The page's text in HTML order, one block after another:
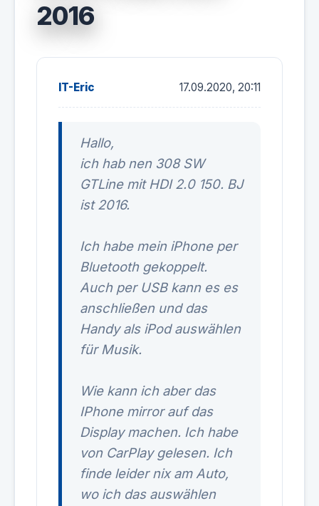
2016
IT-Eric 17.09.2020, 20:11
Hallo,
ich hab nen 308 SW
GTLine mit HDI 2.0 150. BJ
ist 2016.
Ich habe mein iPhone per
Bluetooth gekoppelt.
Auch per USB kann es es
anschließen und das
Handy als iPod auswählen
für Musik.
Wie kann ich aber das
IPhone mirror auf das
Display machen. Ich habe
von CarPlay gelesen. Ich
finde leider nix am Auto,
wo ich das auswählen